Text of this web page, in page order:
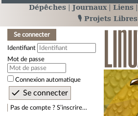
Dépêches Journaux Liens
🎙️ Projets Libres
Se connecter
Identifiant
Mot de passe
Connexion automatique
Pas de compte ? S’inscrire…